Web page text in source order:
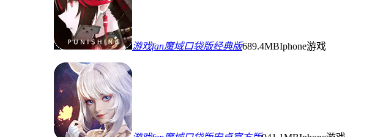
游戏fan魔域口袋版经典版689.4MBIphone游戏